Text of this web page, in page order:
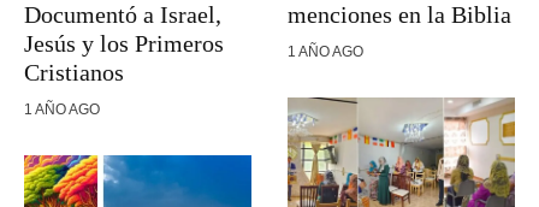
Documentó a Israel,
Jesús y los Primeros
Cristianos
1 AÑO AGO
menciones en la Biblia
1 AÑO AGO